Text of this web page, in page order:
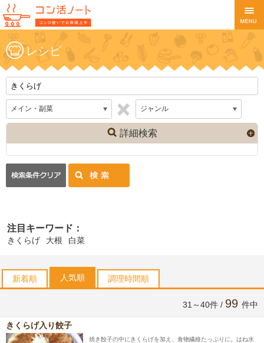
レシピ
詳細検索
注目キーワード：
きくらげ 大根 白菜
新着順 人気順 調理時間順
31～40件 / 99 件中
きくらげ入り餃子
焼き餃子の中にきくらげを加え、食物繊維たっぷりに。はね水